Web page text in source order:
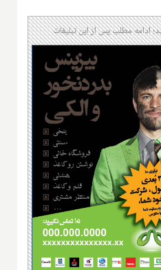
ادامه مطلب پس از این تبلیغات